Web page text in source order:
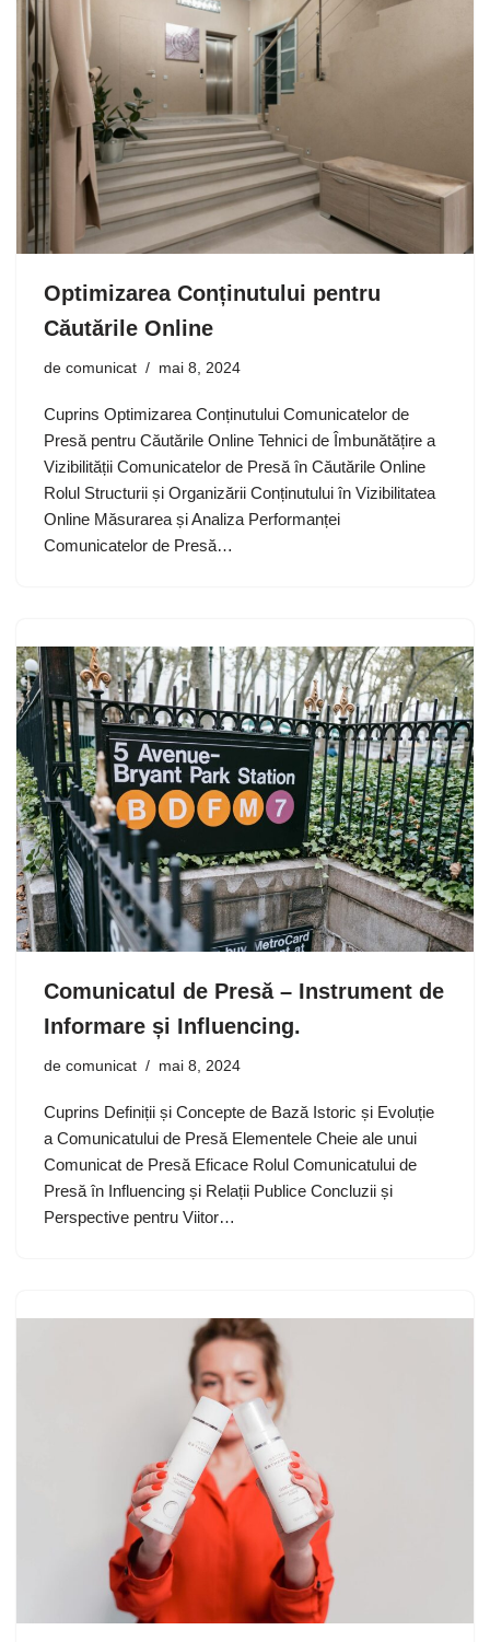
Optimizarea Conținutului pentru
Căutările Online
de comunicat mai 8, 2024
Cuprins Optimizarea Conținutului Comunicatelor de
Presă pentru Căutările Online Tehnici de Îmbunătățire a
Vizibilității Comunicatelor de Presă în Căutările Online
Rolul Structurii și Organizării Conținutului în Vizibilitatea
Online Măsurarea și Analiza Performanței
Comunicatelor de Presă…
Comunicatul de Presă – Instrument de
Informare și Influencing.
de comunicat mai 8, 2024
Cuprins Definiții și Concepte de Bază Istoric și Evoluție
a Comunicatului de Presă Elementele Cheie ale unui
Comunicat de Presă Eficace Rolul Comunicatului de
Presă în Influencing și Relații Publice Concluzii și
Perspective pentru Viitor…